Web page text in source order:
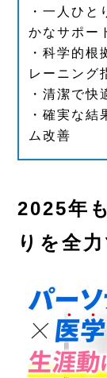
・一人ひ
かなサポー
・科学的根
レーニング
・清潔で快
・確実な結
ム改善
2025年
りを全